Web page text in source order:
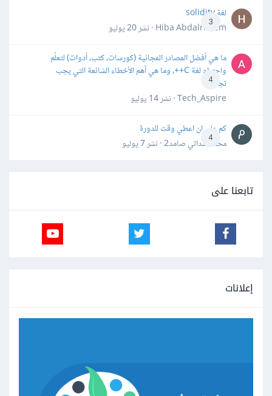
3
لغة solidity
Hiba Abdalrheem · نشر
20 يوليو
4
ما هي أفضل المصادر المجانية (كورسات، كتب، أدوات) لتعلّم
واحترام لغة C++، وما هي أهم الأخطاء الشائعة التي يجب
تجنبها؟
Tech_Aspire · نشر
14 يوليو
4
كم علي ان اعطي وقت للدورة
محمد سداتي صامد2 · نشر
7 يوليو
تابعنا على
إعلانات